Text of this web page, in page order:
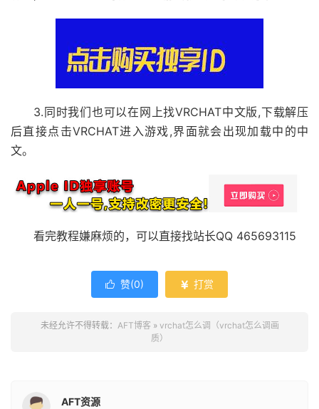
3.同时我们也可以在网上找VRCHAT中文版,下载解压
后直接点击VRCHAT进入游戏,界面就会出现加载中的中
文。
看完教程嫌麻烦的，可以直接找站长QQ 465693115
 赞(0)  打赏
未经允许不得转载： AFT博客 » vrchat怎么调（vrchat怎么调画
质）
AFT资源